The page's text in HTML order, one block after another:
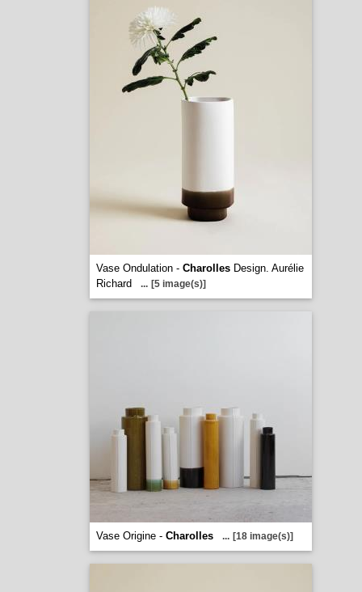
Vase Ondulation - CharollesDesign. Aurélie
Richard
... [5 image(s)]
Vase Origine - Charolles ... [18 image(s)]